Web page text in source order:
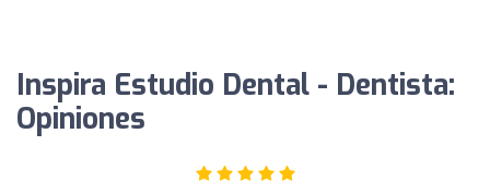
Inspira Estudio Dental - Dentista:
Opiniones